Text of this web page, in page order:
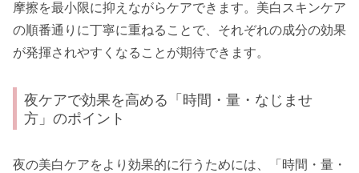
摩擦を最小限に抑えながらケアできます。美白スキンケア
の順番通りに丁寧に重ねることで、それぞれの成分の効果
が発揮されやすくなることが期待できます。
夜ケアで効果を高める「時間・量・なじませ
方」のポイント
夜の美白ケアをより効果的に行うためには、「時間・量・